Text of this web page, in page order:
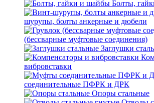
Болты,
шурупы, болты анкерные и дюбели
(бессварные муфтовые соединения)
Заглушки
вибровставки
соединительные ПФРК и ДРК
Опоры стальные